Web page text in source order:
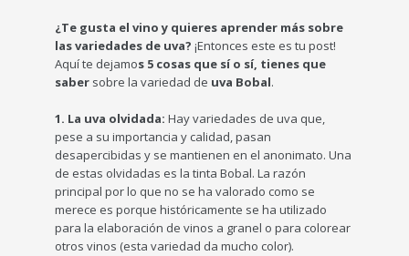
¿Te gusta el vino y quieres aprender más sobre
las variedades de uva? ¡Entonces este es tu post!
Aquí te dejamos 5 cosas que sí o sí, tienes que
saber sobre la variedad de uva Bobal.
1. La uva olvidada: Hay variedades de uva que,
pese a su importancia y calidad, pasan
desapercibidas y se mantienen en el anonimato. Una
de estas olvidadas es la tinta Bobal. La razón
principal por lo que no se ha valorado como se
merece es porque históricamente se ha utilizado
para la elaboración de vinos a granel o para colorear
otros vinos (esta variedad da mucho color).